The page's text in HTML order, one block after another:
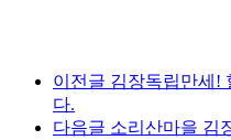
이전글 김장독립만세!
다.
다음글 소리산마을 김